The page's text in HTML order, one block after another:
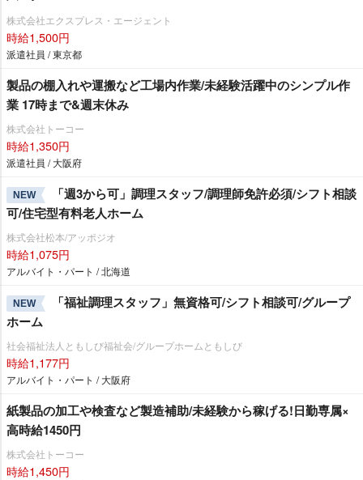
株式会社エクスプレス・エージェント
時給1,500円
派遣社員 / 東京都
製品の棚入れや運搬など工場内作業/未経験活躍中のシンプル作
業 17時まで&週末休み
株式会社トーコー
時給1,350円
派遣社員 / 大阪府
NEW
「週3から可」調理スタッフ/調理師免許必須/シフト相談
可/住宅型有料老人ホーム
株式会社松本/アッポジオ
時給1,075円
アルバイト・パート / 北海道
NEW
「福祉調理スタッフ」無資格可/シフト相談可/グループ
ホーム
社会福祉法人ともしび福祉会/グループホームともしび
時給1,177円
アルバイト・パート / 大阪府
紙製品の加工や検査など製造補助/未経験から稼げる!日勤専属×
高時給1450円
株式会社トーコー
時給1,450円